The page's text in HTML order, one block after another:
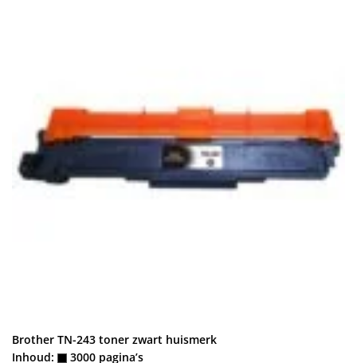
Brother TN-243 toner zwart huismerk
Inhoud:
3000 pagina’s